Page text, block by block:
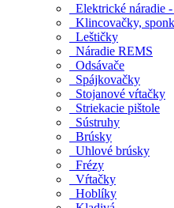
Elektrické náradie
Klincovačky,
Leštičky
Náradie REMS
Odsávače
Spájkovačky
Stojanové vŕtačky
Striekacie pištole
Sústruhy
Brúsky
Uhlové brúsky
Frézy
Vŕtačky
Hoblíky